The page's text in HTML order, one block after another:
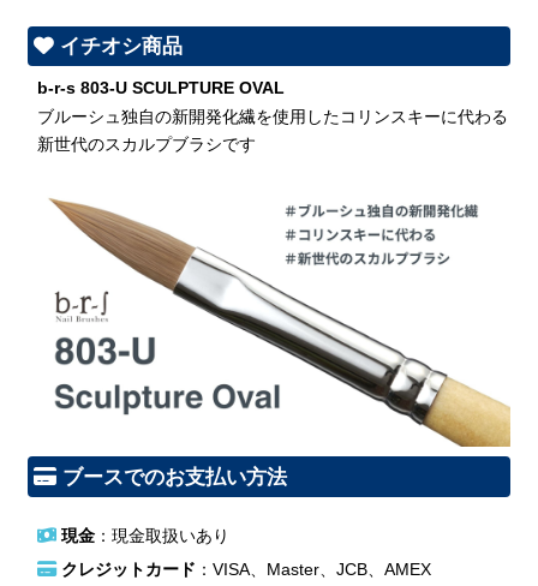
イチオシ商品
b-r-s 803-U SCULPTURE OVAL
ブルーシュ独自の新開発化繊を使用したコリンスキーに代わる
新世代のスカルプブラシです
ブースでのお支払い方法
現金：現金取扱いあり
クレジットカード ：VISA、Master、JCB、AMEX